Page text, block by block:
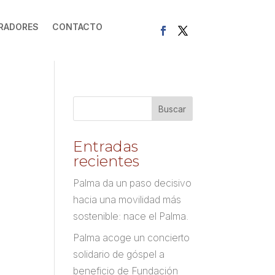
CONTACTO
Entradas
recientes
Palma da un paso decisivo
hacia una movilidad más
sostenible: nace el Palma.
Palma acoge un concierto
solidario de góspel a
beneficio de Fundación